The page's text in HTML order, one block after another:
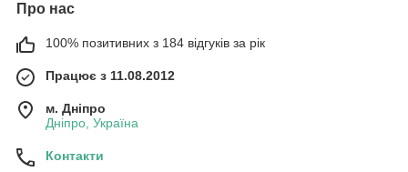
Про нас
100% позитивних з 184 відгуків за рік
Працює з 11.08.2012
м. Дніпро
Дніпро, Україна
Контакти